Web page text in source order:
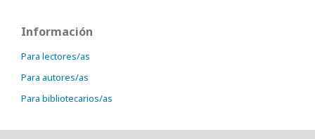
Información
Para lectores/as
Para autores/as
Para bibliotecarios/as